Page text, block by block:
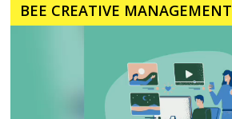
BEE CREATIVE MANAGEMENT